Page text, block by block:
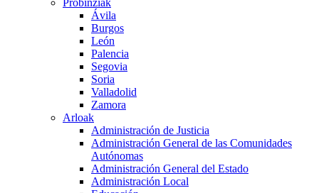
Probinziak
Ávila
Burgos
León
Palencia
Segovia
Soria
Valladolid
Zamora
Arloak
Administración de Justicia
Administración General de las Comunidades
Autónomas
Administración General del Estado
Administración Local